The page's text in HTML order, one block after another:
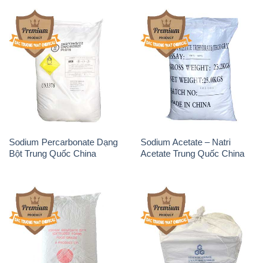
Sodium Percarbonate Dạng
Bột Trung Quốc China
Sodium Acetate – Natri
Acetate Trung Quốc China